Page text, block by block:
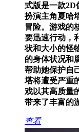
式版是一款2D
扮演主角夏哈
冒险。游戏的
要迅速行动，
状和大小的怪
的身体状况和
帮助她保护自
塔将遭受严重
戏以其高质量
带来了丰富的
查看